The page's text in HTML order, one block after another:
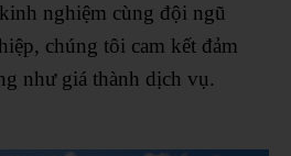
nghiệm cùng đội ngũ
chúng tôi cam kết đảm
như giá thành dịch vụ.